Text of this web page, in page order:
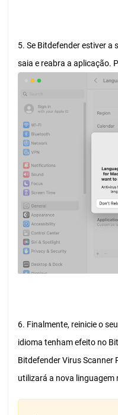
5. Se Bitdefender estiver a
saia e reabra a aplicação.
6. Finalmente, reinicie o
idioma tenham efeito no
Bitdefender Virus Scanner
utilizará a nova linguagem